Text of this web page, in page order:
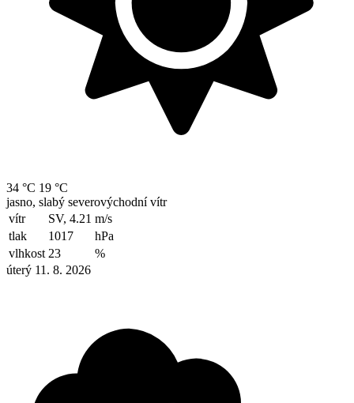
34 °C 19 °C
jasno, slabý severovýchodní vítr
vítr
SV, 4.21 m/s
tlak
1017
hPa
vlhkost 23
%
úterý 11. 8. 2026